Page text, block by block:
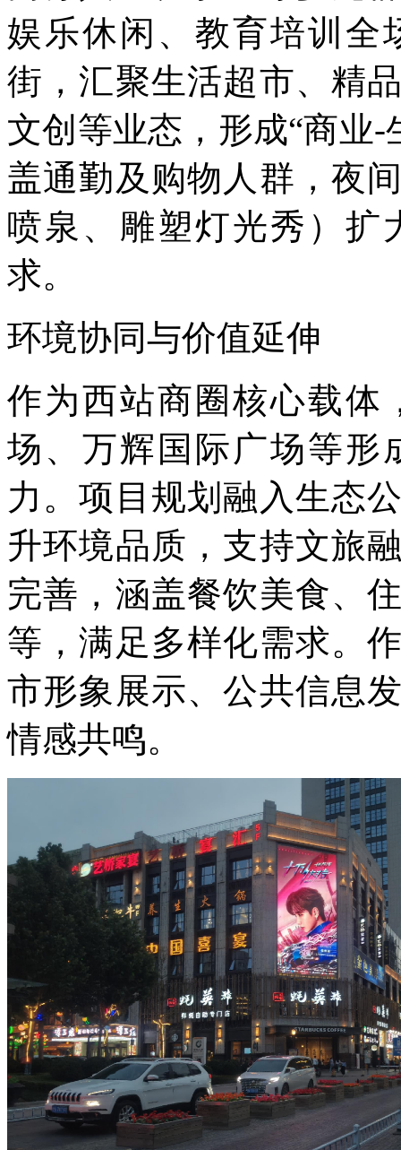
娱乐休闲、教育培训全
街，汇聚生活超市、精
文创等业态，形成“商业
盖通勤及购物人群，夜
喷泉、雕塑灯光秀）扩
求。
环境协同与价值延伸
作为西站商圈核心载体
场、万辉国际广场等形
力。项目规划融入生态
升环境品质，支持文旅
完善，涵盖餐饮美食、
等，满足多样化需求。
市形象展示、公共信息
情感共鸣。